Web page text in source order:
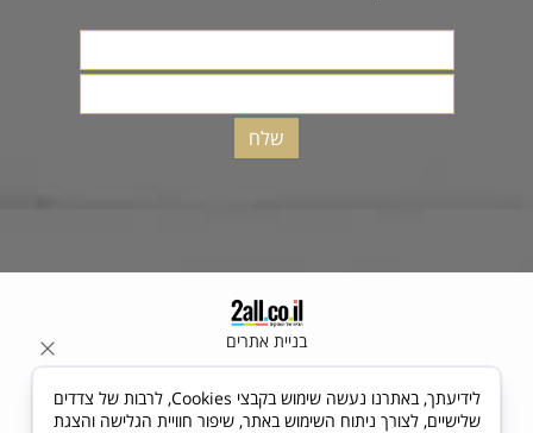
בניית אתרים
לידיעתך, באתרנו נעשה שימוש בקבצי Cookies, לרבות של צדדים
שלישיים, לצורך ניתוח השימוש באתר, שיפור חוויית הגלישה והצגת